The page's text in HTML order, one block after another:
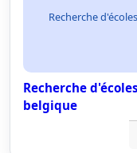
Recherche
Recherche
belgique